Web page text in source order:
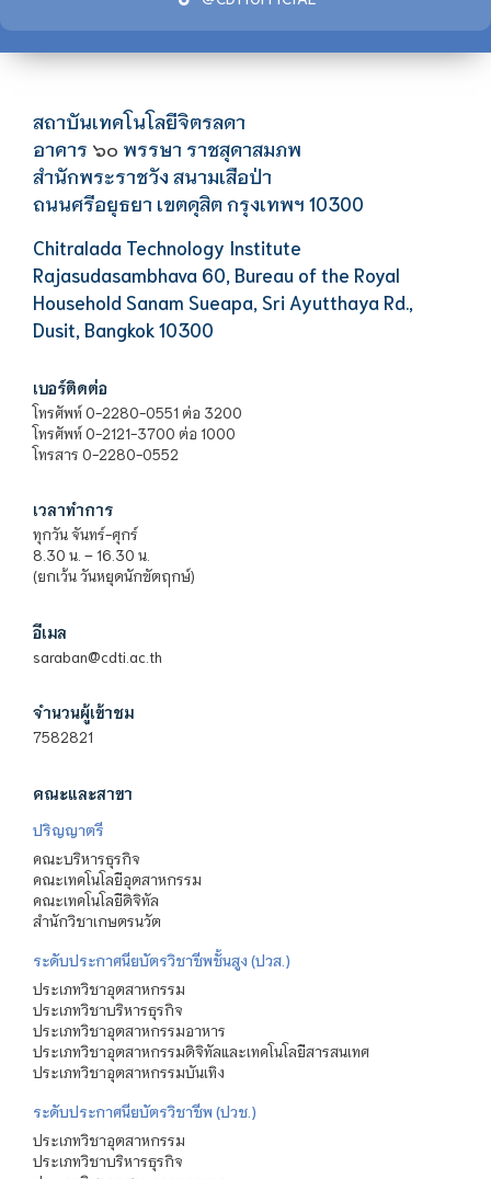
สถาบันเทคโนโลยีจิตรลดา
อาคาร ๖๐ พรรษา ราชสุดาสมภพ
สำนักพระราชวัง สนามเสือป่า
ถนนศรีอยุธยา เขตดุสิต กรุงเทพฯ 10300
Chitralada Technology Institute
Rajasudasambhava 60, Bureau of the Royal
Household Sanam Sueapa, Sri Ayutthaya Rd.,
Dusit, Bangkok 10300
เบอร์ติดต่อ
โทรศัพท์ 0-2280-0551 ต่อ 3200
โทรศัพท์ 0-2121-3700 ต่อ 1000
โทรสาร 0-2280-0552
เวลาทำการ
ทุกวัน จันทร์-ศุกร์
8.30 น. – 16.30 น.
(ยกเว้น วันหยุดนักขัตฤกษ์)
อีเมล
saraban@cdti.ac.th
จำนวนผู้เข้าชม
7582821
คณะและสาขา
ปริญญาตรี
คณะบริหารธุรกิจ
คณะเทคโนโลยีอุตสาหกรรม
คณะเทคโนโลยีดิจิทัล
สำนักวิชาเกษตรนวัต
ระดับประกาศนียบัตรวิชาชีพชั้นสูง (ปวส.)
ประเภทวิชาอุตสาหกรรม
ประเภทวิชาบริหารธุรกิจ
ประเภทวิชาอุตสาหกรรมอาหาร
ประเภทวิชาอุตสาหกรรมดิจิทัลและเทคโนโลยีสารสนเทศ
ประเภทวิชาอุตสาหกรรมบันเทิง
ระดับประกาศนียบัตรวิชาชีพ (ปวช.)
ประเภทวิชาอุตสาหกรรม
ประเภทวิชาบริหารธุรกิจ